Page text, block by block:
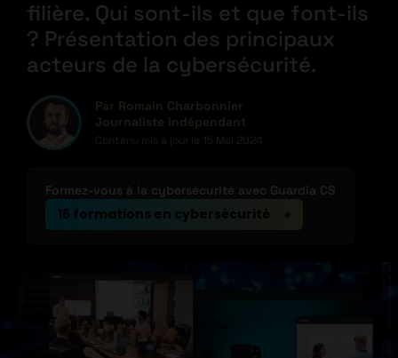
filière. Qui sont-ils et que font-ils
? Présentation des principaux
acteurs de la cybersécurité.
Par Romain Charbonnier
Journaliste indépendant
Contenu mis à jour le 15 Mai 2024
Formez-vous à la cybersécurité avec Guardia CS
16 formations en cybersécurité